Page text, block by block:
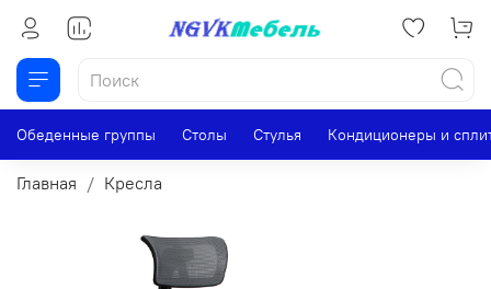
Обеденные группы Столы Стулья Кондиционеры и
Главная Кресла